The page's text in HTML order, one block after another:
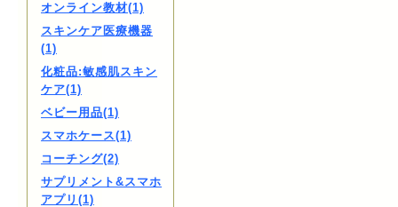
オンライン教材(1)
スキンケア医療機器
(1)
化粧品:敏感肌スキン
ケア(1)
ベビー用品(1)
スマホケース(1)
コーチング(2)
サプリメント&スマホ
アプリ(1)